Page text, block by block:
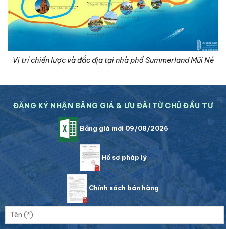
Vị trí chiến lược và đắc địa tại nhà phố Summerland Mũi Né
ĐĂNG KÝ NHẬN BẢNG GIÁ & ƯU ĐÃI TỪ CHỦ ĐẦU TƯ
Bảng giá mới 09/08/2026
Hồ sơ pháp lý
Chính sách bán hàng